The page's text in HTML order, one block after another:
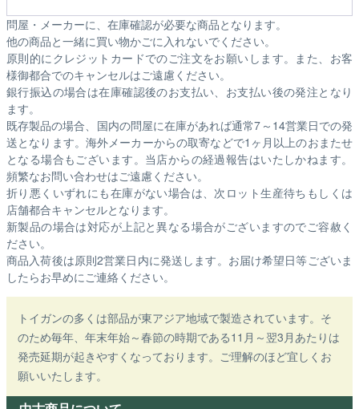
問屋・メーカーに、在庫確認が必要な商品となります。
他の商品と一緒に買い物かごに入れないでください。
原則的にクレジットカードでのご注文をお願いします。また、お客
様御都合でのキャンセルはご遠慮ください。
銀行振込の場合は在庫確認後のお支払い、お支払い後の発注となり
ます。
既存製品の場合、国内の問屋に在庫があれば通常7～14営業日での発
送となります。海外メーカーからの取寄などで1ヶ月以上のおまたせ
となる場合もございます。 当店からの経過報告はいたしかねます。
頻繁なお問い合わせはご遠慮ください。
折り悪くいずれにも在庫がない場合は、次ロット生産待ちもしくは
店舗都合キャンセルとなります。
新製品の場合は対応が上記と異なる場合がございますのでご容赦く
ださい。
商品入荷後は原則2営業日内に発送します。お届け希望日等ございま
したらお早めにご連絡ください。
トイガンの多くは部品が東アジア地域で製造されています。そ
のため毎年、年末年始～春節の時期である11月～翌3月あたりは
発売延期が起きやすくなっております。ご理解のほど宜しくお
願いいたします。